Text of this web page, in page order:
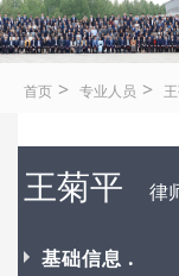
首页 > 专业人员 >
王菊平 律
基础信息 .